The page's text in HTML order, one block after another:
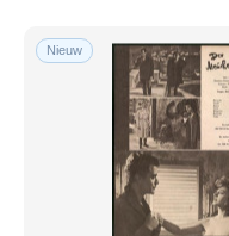
Nieuw